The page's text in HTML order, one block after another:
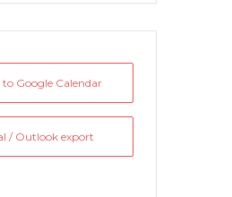
to Google Calendar
/ Outlook export